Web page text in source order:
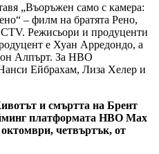
„Въоръжен само с камера:
– филм на братята Рено,
Режисьори и продуценти
е Хуан Арредондо, а
Алпърт. За HBO
Ейбрахам, Лиза Хелер и
и смъртта на Брент
платформата HBO Max
четвъртък, от